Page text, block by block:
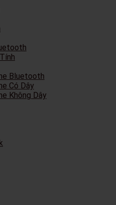
Bluetooth
Có Dây
Không Dây